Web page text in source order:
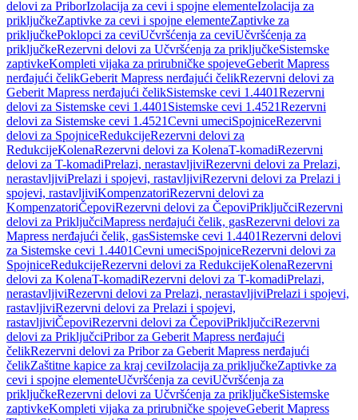
delovi za PriborIzolacija za cevi i spojne elementeIzolacija za
priključkeZaptivke za cevi i spojne elementeZaptivke za
priključkePoklopci za ceviUčvršćenja za ceviUčvršćenja za
priključkeRezervni delovi za Učvršćenja za priključkeSistemske
zaptivkeKompleti vijaka za prirubničke spojeveGeberit Mapress
nerđajući čelikGeberit Mapress nerđajući čelikRezervni delovi za
Geberit Mapress nerđajući čelikSistemske cevi 1.4401Rezervni
delovi za Sistemske cevi 1.4401 Sistemske cevi 1.4521Rezervni
delovi za Sistemske cevi 1.4521Cevni umeciSpojniceRezervni
delovi za SpojniceRedukcijeRezervni delovi za
RedukcijeKolenaRezervni delovi za KolenaT-komadiRezervni
delovi za T-komadiPrelazi, nerastavljiviRezervni delovi za Prelazi,
nerastavljiviPrelazi i spojevi, rastavljiviRezervni delovi za Prelazi i
spojevi, rastavljiviKompenzatoriRezervni delovi za
KompenzatoriČepoviRezervni delovi za ČepoviPriključciRezervni
delovi za PriključciMapress nerđajući čelik, gasRezervni delovi za
Mapress nerđajući čelik, gasSistemske cevi 1.4401Rezervni delovi
za Sistemske cevi 1.4401Cevni umeciSpojniceRezervni delovi za
SpojniceRedukcijeRezervni delovi za RedukcijeKolenaRezervni
delovi za KolenaT-komadiRezervni delovi za T-komadiPrelazi,
nerastavljiviRezervni delovi za Prelazi, nerastavljiviPrelazi i spojevi,
rastavljiviRezervni delovi za Prelazi i spojevi,
rastavljiviČepoviRezervni delovi za ČepoviPriključciRezervni
delovi za PriključciPribor za Geberit Mapress nerđajući
čelikRezervni delovi za Pribor za Geberit Mapress nerđajući
čelikZaštitne kapice za kraj ceviIzolacija za priključkeZaptivke za
cevi i spojne elementeUčvršćenja za ceviUčvršćenja za
priključkeRezervni delovi za Učvršćenja za priključkeSistemske
zaptivkeKompleti vijaka za prirubničke spojeveGeberit Mapress